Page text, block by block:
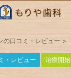
の口コミ・レビュー >
・レビュー 治療開始